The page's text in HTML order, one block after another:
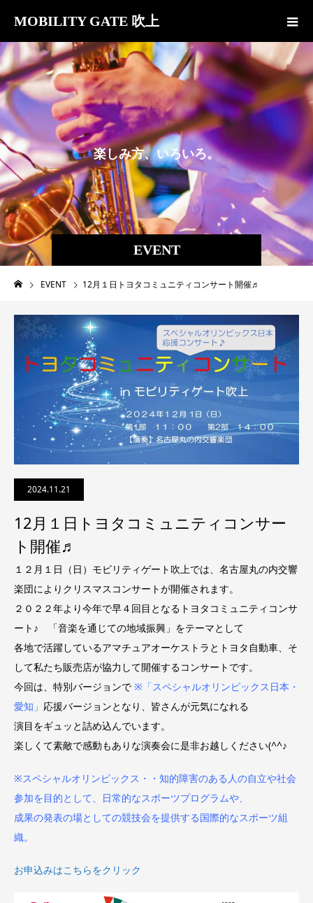
MOBILITY GATE 吹上
EVENT
楽しみ方、 いろいろ。
EVENT 12月１日トヨタコミュニティコンサート開催♬
2024.11.21
12月１日トヨタコミュニティコンサー
ト開催♬
１２月１日（日）モビリティゲート吹上では、名古屋丸の内交響
楽団によりクリスマスコンサートが開催されます。
２０２２年より今年で早４回目となるトヨタコミュニティコンサ
ート♪ 「音楽を通じての地域振興」をテーマとして
各地で活躍しているアマチュアオーケストラとトヨタ自動車、そ
して私たち販売店が協力して開催するコンサートです。
今回は、特別バージョンで ※「スペシャルオリンピックス日本・
愛知」 応援バージョンとなり、皆さんが元気になれる
演目をギュッと詰め込んでいます。
楽しくて素敵で感動もありな演奏会に是非お越しください(^^♪
※スペシャルオリンピックス・・知的障害のある人の自立や社会
参加を目的として、日常的なスポーツプログラムや、
成果の発表の場としての競技会を提供する国際的なスポーツ組
織。
お申込みはこちらをクリック